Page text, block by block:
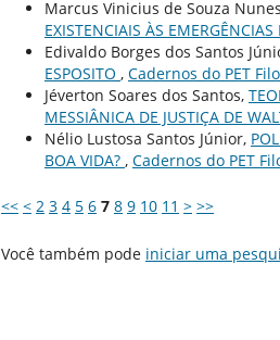
Marcus Vinicius de Souza
EXISTENCIAIS ÀS
Edivaldo Borges dos Santos
ESPOSITO , Cadernos do PET
Jéverton Soares dos Santos,
MESSIÂNICA DE JUSTIÇA DE
Nélio Lustosa Santos Júnior,
BOA VIDA? , Cadernos do PET
<< < 2 3 4 5 6 7 8 9 10 11 > >>
Você também pode iniciar uma